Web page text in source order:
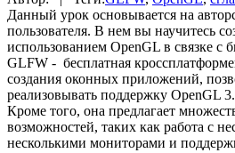
Данный урок основывается на
пользователя. В нем вы научитесь
использованием OpenGL в связке с
GLFW - бесплатная
создания оконных приложений,
реализовывать поддержку OpenGL
Кроме того, она предлагает
возможностей, таких как работа с
несколькими мониторами и